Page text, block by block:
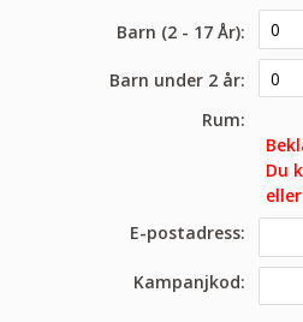
Barn (2 - 17 År):
Barn under 2 år:
Rum:
Du
E-postadress:
Kampanjkod: